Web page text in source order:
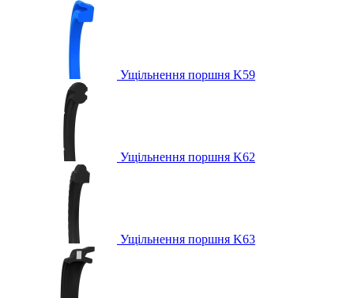
Ущільнення поршня K59
Ущільнення поршня K62
Ущільнення поршня K63